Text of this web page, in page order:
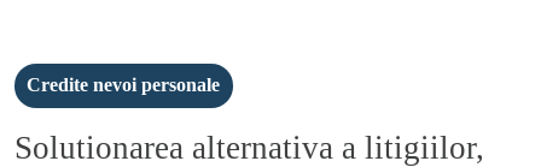
Credite nevoi personale
Solutionarea alternativa a litigiilor,